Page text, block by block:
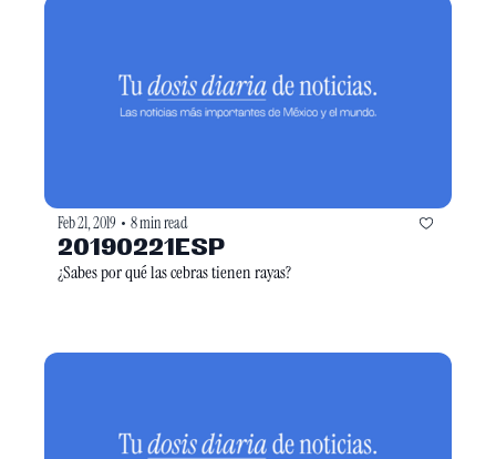
Feb 21, 2019 • 8 min read
20190221ESP
¿Sabes por qué las cebras tienen rayas?